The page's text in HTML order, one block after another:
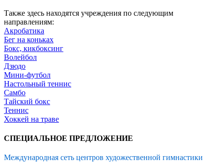
Также здесь находятся учреждения по следующим
направлениям:
Акробатика
Бег на коньках
Бокс, кикбоксинг
Волейбол
Дзюдо
Мини-футбол
Настольный теннис
Самбо
Тайский бокс
Теннис
Хоккей на траве
СПЕЦИАЛЬНОЕ ПРЕДЛОЖЕНИЕ
Международная сеть центров художественной гимнастики